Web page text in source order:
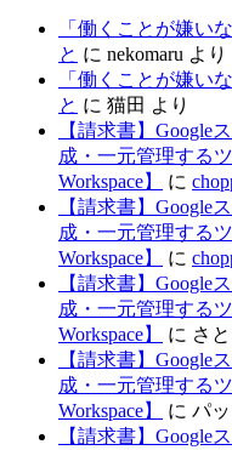
「働くことが嫌い
と に nekomaru より
「働くことが嫌い
と に 猫田 より
【請求書】Google
成・一元管理する
Workspace】
に
【請求書】Google
成・一元管理する
Workspace】
に
【請求書】Google
成・一元管理する
Workspace】
に さと
【請求書】Google
成・一元管理する
Workspace】
に パ
【請求書】Google